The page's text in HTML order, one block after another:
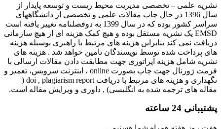
نشریه علمی – تخصصی مدیریت محیط زیست و توسعه پایدار از
سال 1396 در حال چاپ مقالات علمی و تخصصی از دانشگاههای
سراسر کشور بوده که در سال 1399 به دوفصلنامه تغییر یافته است
EMSD یک نشریه مستقل بوده و هیچ کمک هزینه ای از هیچ سازمانی
دریافت نمی کند بنابراین هزینه های مرتبط با راهبری بوسیله هزینه
های پرداخت شده توسط نویسندگان تامین خواهد شد . هزینه های
نشریه شامل هزینه اپراتوری جهت مطابقت دادن مقالات ارسالی با
فرمت ژورنال جهت چاپ بصورت online ، اینترنت سرویس، تعمیر و
نگهداری و هزینه های مرتبط با دریافت doi , plagiarism report (
مقاله های ترجمه شده به انگلیسی) , داوری و ویرایش مقاله است.
پشتیبانی 24 ساعته